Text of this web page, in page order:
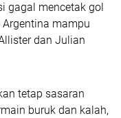
gagal mencetak gol
mampu
dan Julian
tetap sasaran
buruk dan kalah,